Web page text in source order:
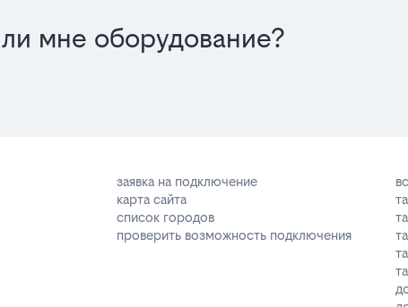
мне оборудование?
заявка на подключение
карта сайта
список городов
проверить возможность подключения